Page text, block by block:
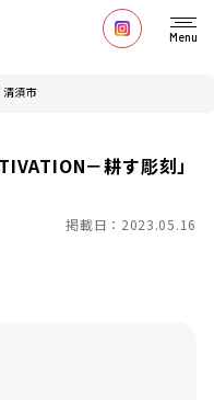
Menu
清須市
－耕す彫刻」
掲載日：2023.05.16